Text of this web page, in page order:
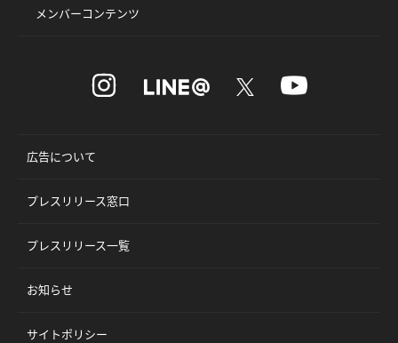
メンバーコンテンツ
広告について
プレスリリース窓口
プレスリリース一覧
お知らせ
サイトポリシー